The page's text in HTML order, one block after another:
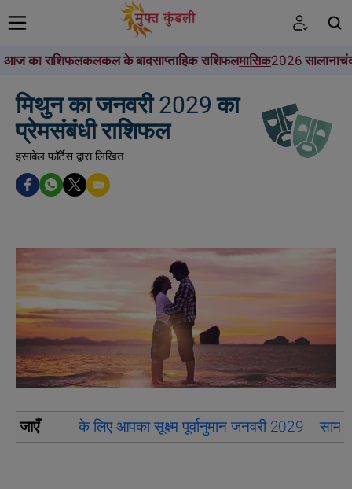
आज का राशिफलकलकल के बादसाप्ताहिक राशिफलमासिक2026 सालाना
मिथुन का जनवरी 2029 का
प्रेमसंबंधी राशिफल
इसाबेल फॉर्टेस द्वारा लिखित
जाएँ के लिए आपका सूक्ष्म पूर्वानुमान जनवरी 2029